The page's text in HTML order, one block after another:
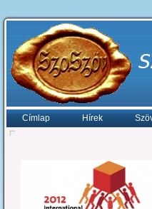
Címlap Hírek